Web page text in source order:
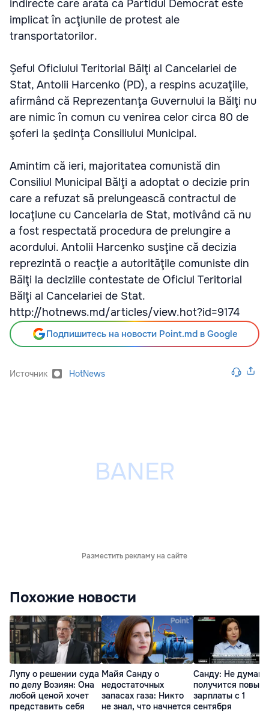
indirecte care arată că Partidul Democrat este
implicat în acţiunile de protest ale
transportatorilor.
Şeful Oficiului Teritorial Bălţi al Cancelariei de
Stat, Antolii Harcenko (PD), a respins acuzaţiile,
afirmând că Reprezentanţa Guvernului la Bălţi nu
are nimic în comun cu venirea celor circa 80 de
şoferi la şedinţa Consiliului Municipal.
Amintim că ieri, majoritatea comunistă din
Consiliul Municipal Bălţi a adoptat o decizie prin
care a refuzat să prelungească contractul de
locaţiune cu Cancelaria de Stat, motivând că nu
a fost respectată procedura de prelungire a
acordului. Antolii Harcenko susţine că decizia
reprezintă o reacţie a autorităţile comuniste din
Bălţi la deciziile contestate de Oficiul Teritorial
Bălţi al Cancelariei de Stat.
http://hotnews.md/articles/view.hot?id=9174
Подпишитесь на новости Point.md в Google
Источник HotNews
Разместить рекламу на сайте
Похожие новости
Лупу о решении суда
по делу Возиян: Она
любой ценой хочет
представить себя
Майя Санду о
недостаточных
запасах газа: Никто
не знал, что начнется
Санду: Не думаю,
получится
зарплаты с 1
сентября